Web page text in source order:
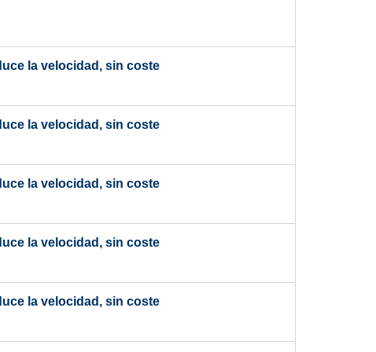
la velocidad, sin coste
la velocidad, sin coste
la velocidad, sin coste
la velocidad, sin coste
la velocidad, sin coste